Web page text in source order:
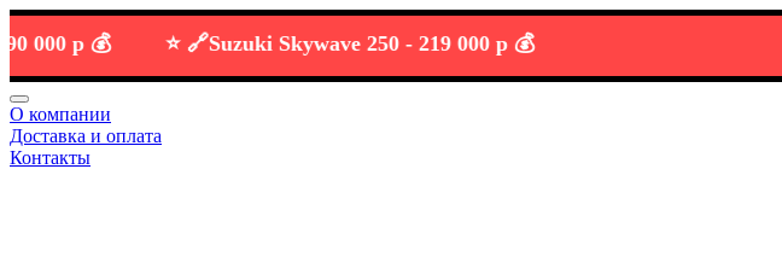
р 💰 ⭐️ 🔗Suzuki Skywave 250 -219 000 р 💰
О компании
Доставка и оплата
Контакты